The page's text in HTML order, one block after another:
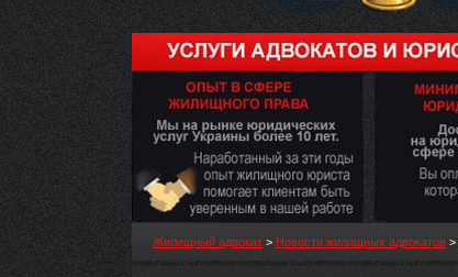
Жилищный адвокат > Новости жилищных адвокатов >